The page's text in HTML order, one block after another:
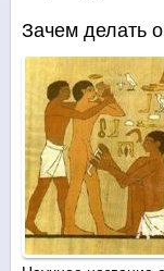
Зачем делать